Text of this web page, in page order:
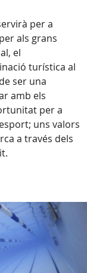
per a
als grans
el
turística al
ser una
amb els
per a
uns valors
a través dels